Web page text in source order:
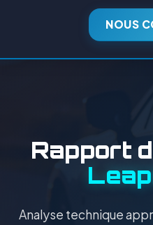
NOUS
Rapport
Analyse technique